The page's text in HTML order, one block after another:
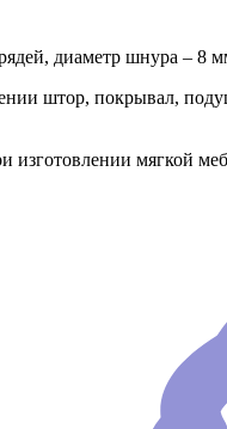
диаметр шнура – 8
штор, покрывал,
изготовлении мягкой